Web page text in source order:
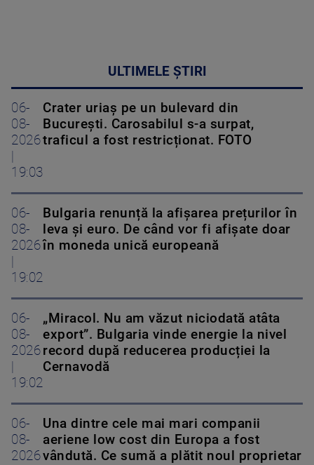
ULTIMELE ȘTIRI
06-
08-
2026
19:03
Crater uriaș pe un bulevard din
București. Carosabilul s-a surpat,
traficul a fost restricționat. FOTO
06-
08-
2026
19:02
Bulgaria renunță la afișarea prețurilor în
leva și euro. De când vor fi afișate doar
în moneda unică europeană
06-
08-
2026
19:02
„Miracol. Nu am văzut niciodată atâta
export”. Bulgaria vinde energie la nivel
record după reducerea producției la
Cernavodă
06-
08-
2026
Una dintre cele mai mari companii
aeriene low cost din Europa a fost
vândută. Ce sumă a plătit noul proprietar